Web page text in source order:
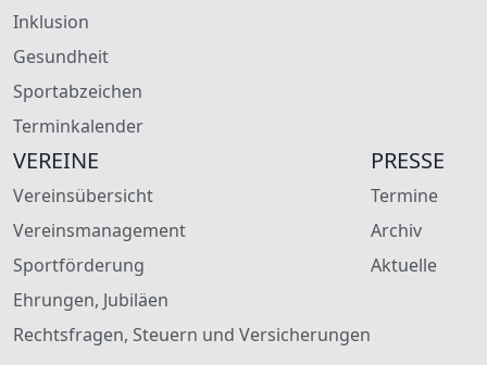
Inklusion
Gesundheit
Sportabzeichen
Terminkalender
VEREINE
Vereinsübersicht
Vereinsmanagement
Sportförderung
Ehrungen, Jubiläen
Rechtsfragen, Steuern und Versicherungen
PRESSE
Termine
Archiv
Aktuelle